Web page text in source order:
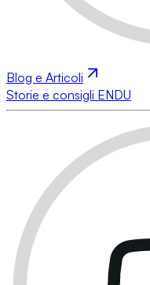
Blog e Articoli
Storie e consigli ENDU